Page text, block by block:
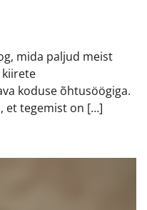
mida paljud meist
kiirete
koduse õhtusöögiga.
et tegemist on […]